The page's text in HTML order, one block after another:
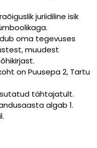
juriidiline isik
oma tegevuses
muudest
on Puusepa 2, Tartu
tähtajatult.
algab 1.